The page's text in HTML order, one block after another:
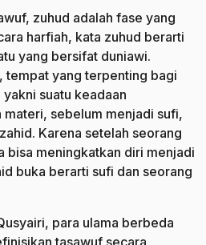
zuhud adalah fase yang
harfiah, kata zuhud berarti
yang bersifat duniawi.
tempat yang terpenting bagi
suatu keadaan
materi, sebelum menjadi sufi,
Karena setelah seorang
bisa meningkatkan diri menjadi
buka berarti sufi dan seorang
para ulama berbeda